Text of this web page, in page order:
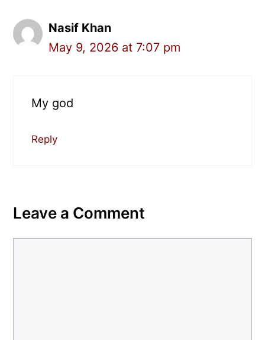
Nasif Khan
May 9, 2026 at 7:07 pm
My god
Reply
Leave a Comment